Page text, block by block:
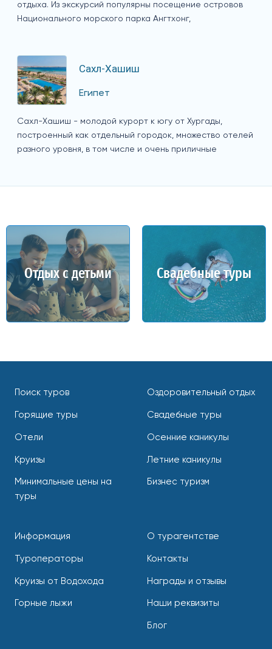
отдыха. Из экскурсий популярны посещение островов
Национального морского парка Ангтхонг,
Сахл-Хашиш
Египет
Сахл-Хашиш - молодой курорт к югу от Хургады,
построенный как отдельный городок, множество отелей
разного уровня, в том числе и очень приличные
Отдых с детьми Свадебные туры
Поиск туров
Горящие туры
Отели
Круизы
Минимальные цены на
туры
Оздоровительный отдых
Свадебные туры
Осенние каникулы
Летние каникулы
Бизнес туризм
Информация
Туроператоры
Круизы от Водохода
Горные лыжи
О турагентстве
Контакты
Награды и отзывы
Наши реквизиты
Блог